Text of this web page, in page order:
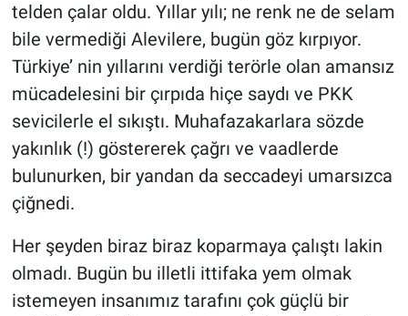
telden çalar oldu. Yıllar yılı; ne renk ne de selam
bile vermediği Alevilere, bugün göz kırpıyor.
Türkiye’ nin yıllarını verdiği terörle olan amansız
mücadelesini bir çırpıda hiçe saydı ve PKK
sevicilerle el sıkıştı. Muhafazakarlara sözde
yakınlık (!) göstererek çağrı ve vaadlerde
bulunurken, bir yandan da seccadeyi umarsızca
çiğnedi.
Her şeyden biraz biraz koparmaya çalıştı lakin
olmadı. Bugün bu illetli ittifaka yem olmak
istemeyen insanımız tarafını çok güçlü bir